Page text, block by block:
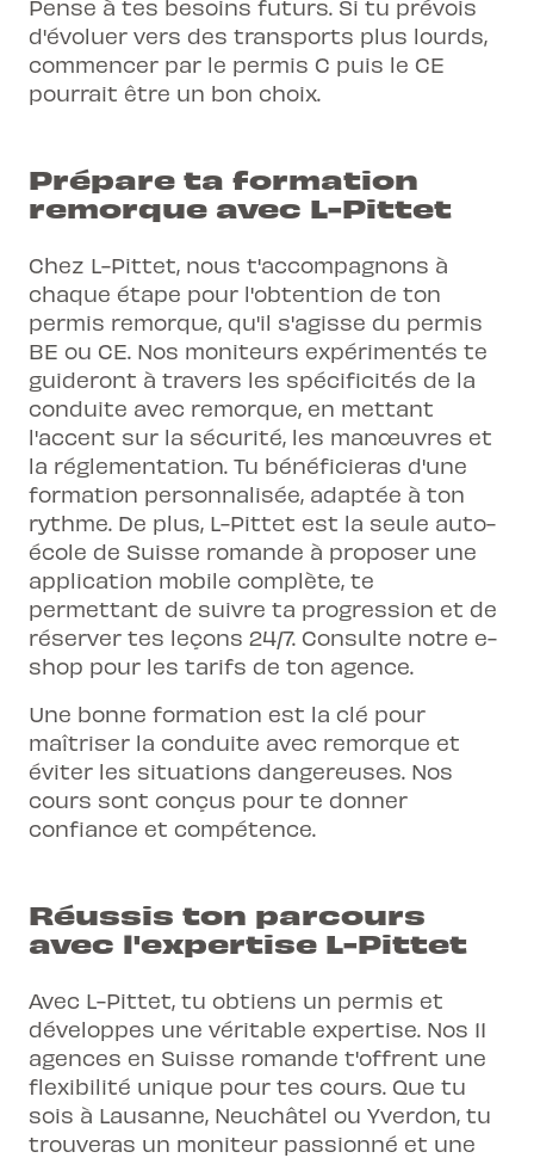
Pense à tes besoins futurs. Si tu prévois
d'évoluer vers des transports plus lourds,
commencer par le permis C puis le CE
pourrait être un bon choix.
Prépare ta formation
remorque avec L-Pittet
Chez L-Pittet, nous t'accompagnons à
chaque étape pour l'obtention de ton
permis remorque, qu'il s'agisse du permis
BE ou CE. Nos moniteurs expérimentés te
guideront à travers les spécificités de la
conduite avec remorque, en mettant
l'accent sur la sécurité, les manœuvres et
la réglementation. Tu bénéficieras d'une
formation personnalisée, adaptée à ton
rythme. De plus, L-Pittet est la seule auto-
école de Suisse romande à proposer une
application mobile complète, te
permettant de suivre ta progression et de
réserver tes leçons 24/7. Consulte notre e-
shop pour les tarifs de ton agence.
Une bonne formation est la clé pour
maîtriser la conduite avec remorque et
éviter les situations dangereuses. Nos
cours sont conçus pour te donner
confiance et compétence.
Réussis ton parcours
avec l'expertise L-Pittet
Avec L-Pittet, tu obtiens un permis et
développes une véritable expertise. Nos 11
agences en Suisse romande t'offrent une
flexibilité unique pour tes cours. Que tu
sois à Lausanne, Neuchâtel ou Yverdon, tu
trouveras un moniteur passionné et une